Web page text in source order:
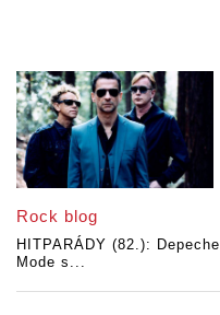
Rock blog
HITPARÁDY (82.): Depeche
Mode s...